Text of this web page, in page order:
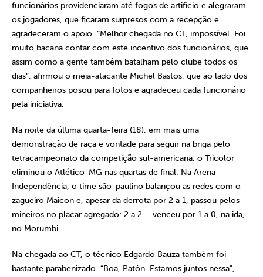
funcionários providenciaram até fogos de artifício e alegraram
os jogadores, que ficaram surpresos com a recepção e
agradeceram o apoio. “Melhor chegada no CT, impossível. Foi
muito bacana contar com este incentivo dos funcionários, que
assim como a gente também batalham pelo clube todos os
dias”, afirmou o meia-atacante Michel Bastos, que ao lado dos
companheiros posou para fotos e agradeceu cada funcionário
pela iniciativa.
Na noite da última quarta-feira (18), em mais uma
demonstração de raça e vontade para seguir na briga pelo
tetracampeonato da competição sul-americana, o Tricolor
eliminou o Atlético-MG nas quartas de final. Na Arena
Independência, o time são-paulino balançou as redes com o
zagueiro Maicon e, apesar da derrota por 2 a 1, passou pelos
mineiros no placar agregado: 2 a 2 – venceu por 1 a 0, na ida,
no Morumbi.
Na chegada ao CT, o técnico Edgardo Bauza também foi
bastante parabenizado. “Boa, Patón. Estamos juntos nessa”,